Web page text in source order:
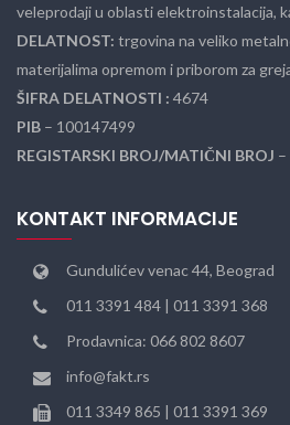
veleprodaji u oblasti elektroinstalacija,
DELATNOST: trgovina na veliko
materijalima opremom i priborom za
ŠIFRA DELATNOSTI : 4674
PIB – 100147499
REGISTARSKI BROJ/MATIČNI BROJ
KONTAKT INFORMACIJE
Gundulićev venac 44, Beograd
011 3391 484 | 011 3391 368
Prodavnica: 066 802 8607
info@fakt.rs
011 3349 865 | 011 3391 369